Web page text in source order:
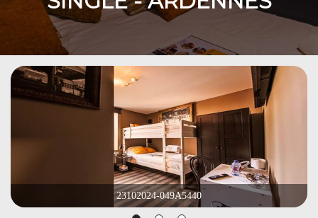
23102024-049A5440